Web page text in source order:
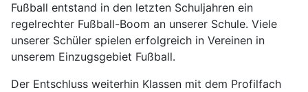
Fußball entstand in den letzten Schuljahren ein
regelrechter Fußball-Boom an unserer Schule. Viele
unserer Schüler spielen erfolgreich in Vereinen in
unserem Einzugsgebiet Fußball.
Der Entschluss weiterhin Klassen mit dem Profilfach